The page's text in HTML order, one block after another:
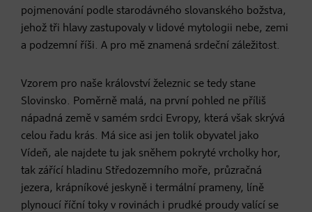
pojmenování podle starodávného slovanského božstva,
jehož tři hlavy zastupovaly v lidové mytologii nebe, zemi
a podzemní říši. A pro mě znamená srdeční záležitost.
Vzorem pro naše království železnic se tedy stane
Slovinsko. Poměrně malá, na první pohled ne příliš
nápadná země v samém srdci Evropy, která však skrývá
celou řadu krás. Má sice asi jen tolik obyvatel jako
Vídeň, ale najdete tu jak sněhem pokryté vrcholky hor,
tak zářící hladinu Středozemního moře, průzračná
jezera, krápníkové jeskyně i termální prameny, líně
plynoucí říční toky v rovinách i prudké proudy valící se